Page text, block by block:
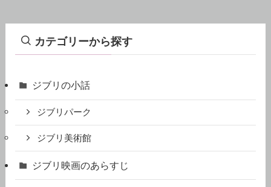
カテゴリーから探す
ジブリの小話
ジブリパーク
ジブリ美術館
ジブリ映画のあらすじ